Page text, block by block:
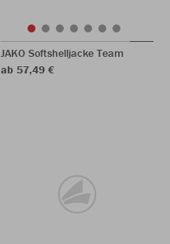
JAKO Softshelljacke Team
ab 57,49 €